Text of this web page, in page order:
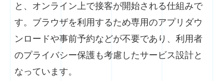
と、オンライン上で接客が開始される仕組みで
す。ブラウザを利用するため専用のアプリダウ
ンロードや事前予約などが不要であり、利用者
のプライバシー保護も考慮したサービス設計と
なっています。